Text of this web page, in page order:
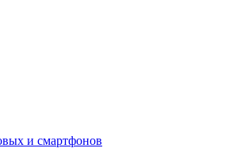
и смартфонов